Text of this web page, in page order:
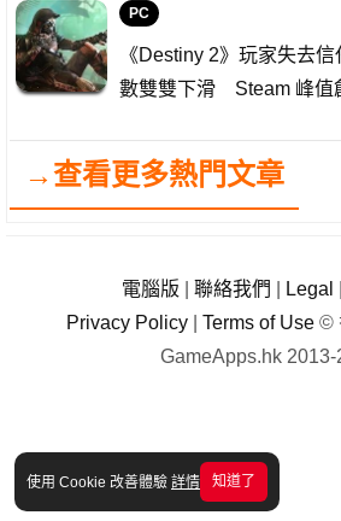
使用 Cookie 改善體驗 詳情 知道了
PC
《Destiny 2》玩家失去
數雙雙下滑 Steam 峰值
→查看更多熱門文章
電腦版 聯絡我們 Legal
Privacy Policy
Terms of Use ©
GameApps.hk 2013-